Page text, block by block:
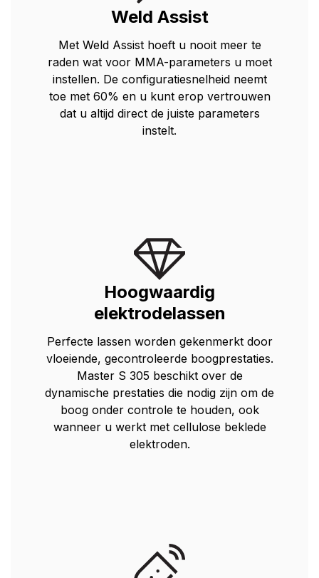
Weld Assist
Met Weld Assist hoeft u nooit meer te
raden wat voor MMA-parameters u moet
instellen. De configuratiesnelheid neemt
toe met 60% en u kunt erop vertrouwen
dat u altijd direct de juiste parameters
instelt.
Hoogwaardig
elektrodelassen
Perfecte lassen worden gekenmerkt door
vloeiende, gecontroleerde boogprestaties.
Master S 305 beschikt over de
dynamische prestaties die nodig zijn om de
boog onder controle te houden, ook
wanneer u werkt met cellulose beklede
elektroden.